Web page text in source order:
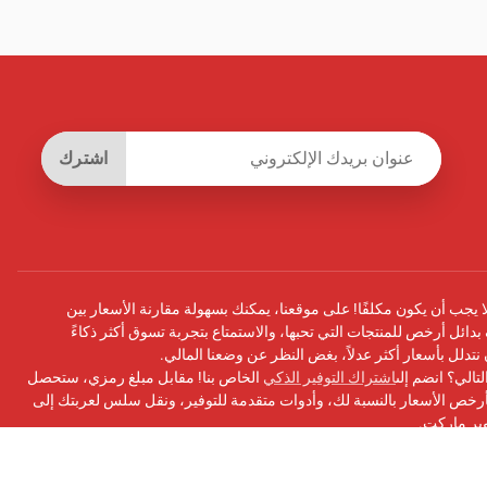
اشترك
أن يكون مكلفًا! على موقعنا، يمكنك بسهولة مقارنة الأسعار بين
أرخص للمنتجات التي تحبها، والاستمتاع بتجربة تسوق أكثر ذكاءً
نتدلل بأسعار أكثر عدلاً، بغض النظر عن وضعنا المالي.
انضم إلىاشتراك التوفير الذكي الخاص بنا! مقابل مبلغ رمزي، ستحصل
الأسعار بالنسبة لك، وأدوات متقدمة للتوفير، ونقل سلس لعربتك إلى
ماركت.